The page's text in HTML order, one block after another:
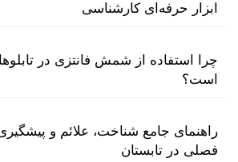
ابزار حرفه‌ای کارشناسی
چرا استفاده از شمش فانتزی در
است؟
راهنمای جامع شناخت، علائم و
فصلی در تابستان